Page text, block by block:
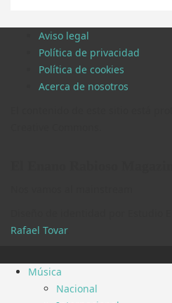
Aviso legal
Política de privacidad
Política de cookies
Acerca de nosotros
Rafael Tovar.
Música
Nacional